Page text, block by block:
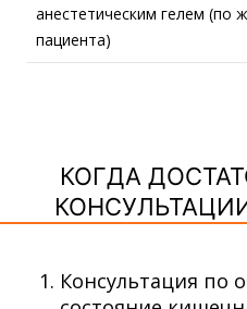
анестетическим гелем (по
пациента)
КОГДА
Консультация по